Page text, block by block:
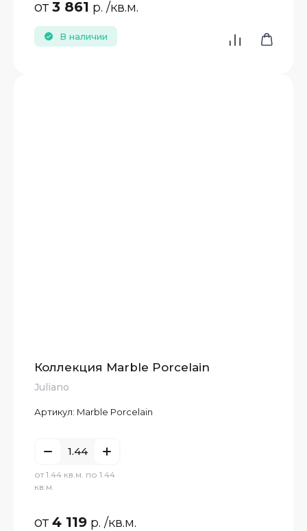
от3 861 р. /кв.м.
В наличии
Коллекция Marble Porcelain
Juliano
Артикул: Marble Porcelain
от 1.44 кв.м. по 1.44
кв.м.
от4 119 р. /кв.м.